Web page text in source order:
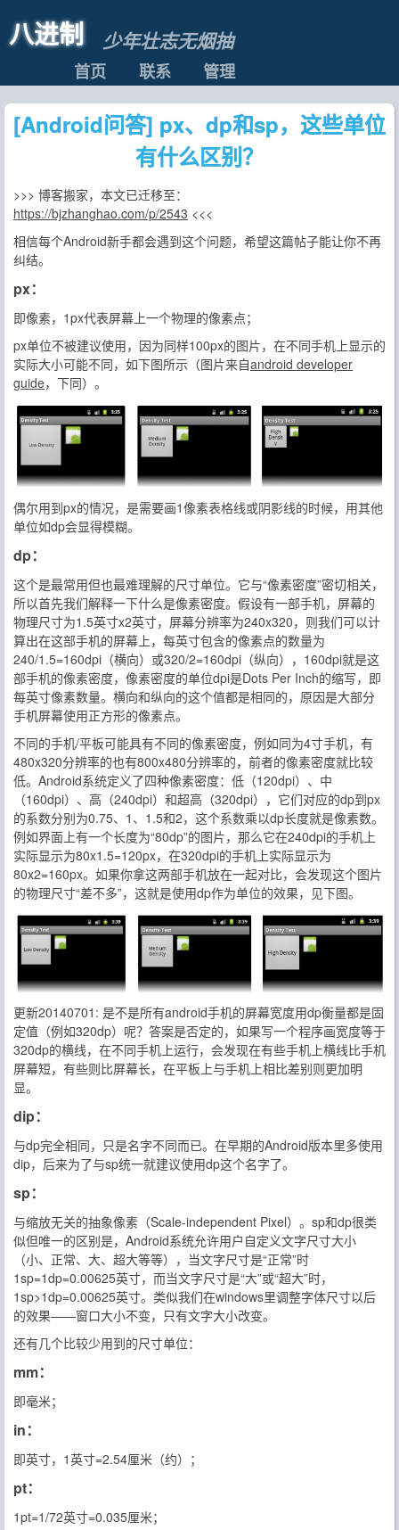
八进制 少年壮志无烟抽
首页 联系 管理
[Android问答] px、dp和sp，这些单位
有什么区别？
>>> 博客搬家，本文已迁移至：
https://bjzhanghao.com/p/2543 <<<
相信每个Android新手都会遇到这个问题，希望这篇帖子能让你不再
纠结。
px：
即像素，1px代表屏幕上一个物理的像素点；
px单位不被建议使用，因为同样100px的图片，在不同手机上显示的
实际大小可能不同，如下图所示（图片来自android developer
guide，下同）。
偶尔用到px的情况，是需要画1像素表格线或阴影线的时候，用其他
单位如dp会显得模糊。
dp：
这个是最常用但也最难理解的尺寸单位。它与“像素密度”密切相关，
所以首先我们解释一下什么是像素密度。假设有一部手机，屏幕的
物理尺寸为1.5英寸x2英寸，屏幕分辨率为240x320，则我们可以计
算出在这部手机的屏幕上，每英寸包含的像素点的数量为
240/1.5=160dpi（横向）或320/2=160dpi（纵向），160dpi就是这
部手机的像素密度，像素密度的单位dpi是Dots Per Inch的缩写，即
每英寸像素数量。横向和纵向的这个值都是相同的，原因是大部分
手机屏幕使用正方形的像素点。
不同的手机/平板可能具有不同的像素密度，例如同为4寸手机，有
480x320分辨率的也有800x480分辨率的，前者的像素密度就比较
低。Android系统定义了四种像素密度：低（120dpi）、中
（160dpi）、高（240dpi）和超高（320dpi），它们对应的dp到px
的系数分别为0.75、1、1.5和2，这个系数乘以dp长度就是像素数。
例如界面上有一个长度为“80dp”的图片，那么它在240dpi的手机上
实际显示为80x1.5=120px，在320dpi的手机上实际显示为
80x2=160px。如果你拿这两部手机放在一起对比，会发现这个图片
的物理尺寸“差不多”，这就是使用dp作为单位的效果，见下图。
更新20140701: 是不是所有android手机的屏幕宽度用dp衡量都是固
定值（例如320dp）呢？答案是否定的，如果写一个程序画宽度等于
320dp的横线，在不同手机上运行，会发现在有些手机上横线比手机
屏幕短，有些则比屏幕长，在平板上与手机上相比差别则更加明
显。
dip：
与dp完全相同，只是名字不同而已。在早期的Android版本里多使用
dip，后来为了与sp统一就建议使用dp这个名字了。
sp：
与缩放无关的抽象像素（Scale-independent Pixel）。sp和dp很类
似但唯一的区别是，Android系统允许用户自定义文字尺寸大小
（小、正常、大、超大等等），当文字尺寸是“正常”时
1sp=1dp=0.00625英寸，而当文字尺寸是“大”或“超大”时，
1sp>1dp=0.00625英寸。类似我们在windows里调整字体尺寸以后
的效果——窗口大小不变，只有文字大小改变。
还有几个比较少用到的尺寸单位：
mm：
即毫米；
in：
即英寸，1英寸=2.54厘米（约）；
pt：
1pt=1/72英寸=0.035厘米；